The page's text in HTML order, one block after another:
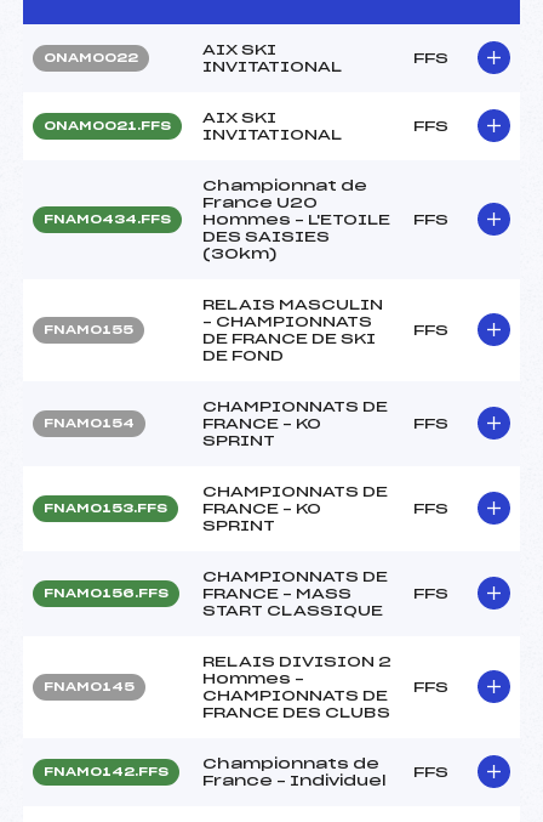
ONAM0022
AIX SKI
INVITATIONAL
FFS
ONAM0021.FFS
AIX SKI
INVITATIONAL
FFS
FNAM0434.FFS
Championnat de
France U20
Hommes – L'ETOILE
DES SAISIES
(30km)
FFS
FNAM0155
RELAIS MASCULIN
– CHAMPIONNATS
DE FRANCE DE SKI
DE FOND
FFS
FNAM0154
CHAMPIONNATS DE
FRANCE – KO
SPRINT
FFS
FNAM0153.FFS
CHAMPIONNATS DE
FRANCE – KO
SPRINT
FFS
FNAM0156.FFS
CHAMPIONNATS DE
FRANCE – MASS
START CLASSIQUE
FFS
FNAM0145
RELAIS DIVISION 2
Hommes –
CHAMPIONNATS DE
FRANCE DES CLUBS
FFS
FNAM0142.FFS
Championnats de
France – Individuel
FFS